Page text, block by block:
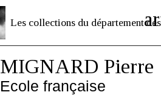
Les collections du département des
MIGNARD Pierre
Ecole française